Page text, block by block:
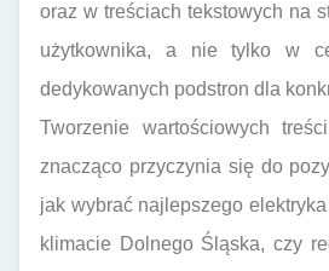
oraz w treściach tekstowych na
użytkownika, a nie tylko w
dedykowanych podstron dla
Tworzenie wartościowych
znacząco przyczynia się do
jak wybrać najlepszego
klimacie Dolnego Śląska, czy